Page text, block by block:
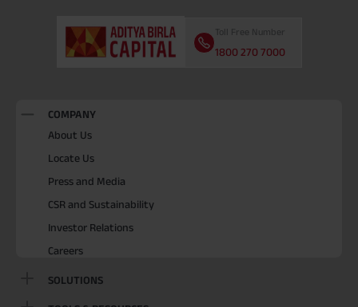
Toll Free Number
1800 270 7000
COMPANY
About Us
Locate Us
Press and Media
CSR and Sustainability
Investor Relations
Careers
SOLUTIONS